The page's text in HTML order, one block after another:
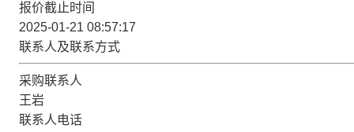
报价截止时间
2025-01-21 08:57:17
联系人及联系方式
采购联系人
王岩
联系人电话